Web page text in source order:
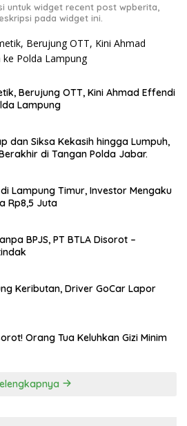
untuk widget recent post wpberita,
pada widget ini.
Berujung OTT, Kini Ahmad Effendi
Lampung
dan Siksa Kekasih hingga Lumpuh,
di Tangan Polda Jabar.
Lampung Timur, Investor Mengaku
Rp8,5 Juta
BPJS, PT BTLA Disorot –
Keributan, Driver GoCar Lapor
Orang Tua Keluhkan Gizi Minim